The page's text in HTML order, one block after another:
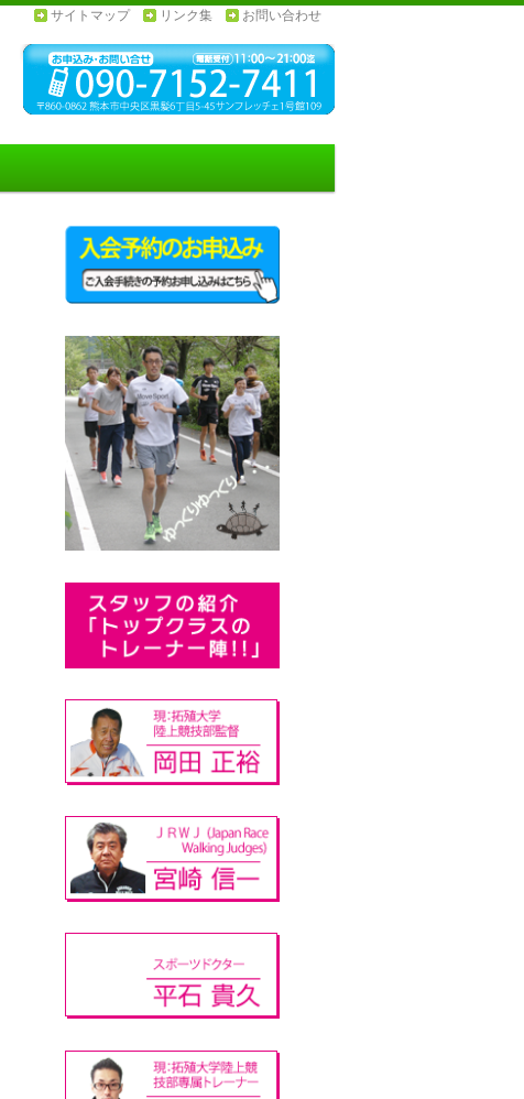
サイトマップ リンク集 お問い合わせ